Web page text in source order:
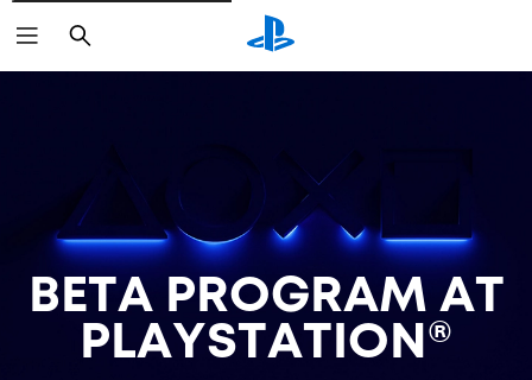
Buscar
BETA PROGRAM AT
PLAYSTATION®